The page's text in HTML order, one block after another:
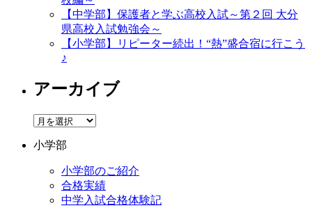
【中学部】保護者と学ぶ高校入試～第２回 大分
県高校入試勉強会～
【小学部】リピーター続出！“熱”盛合宿に行こう
♪
アーカイブ
ア
カ
小学部
小学部のご紹介
合格実績
中学入試合格体験記